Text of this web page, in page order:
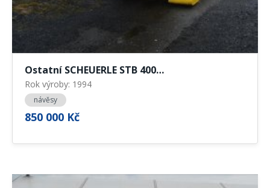
Ostatní SCHEUERLE STB 400…
Rok výroby: 1994
návěsy
850 000 Kč